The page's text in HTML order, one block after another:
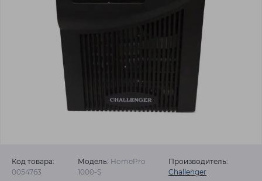
Код товара:
0054763
Модель: HomePro
1000-S
Производитель:
Challenger